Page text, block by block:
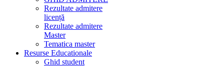
Rezultate admitere
licență
Rezultate admitere
Master
Tematica master
Resurse Educationale
Ghid student